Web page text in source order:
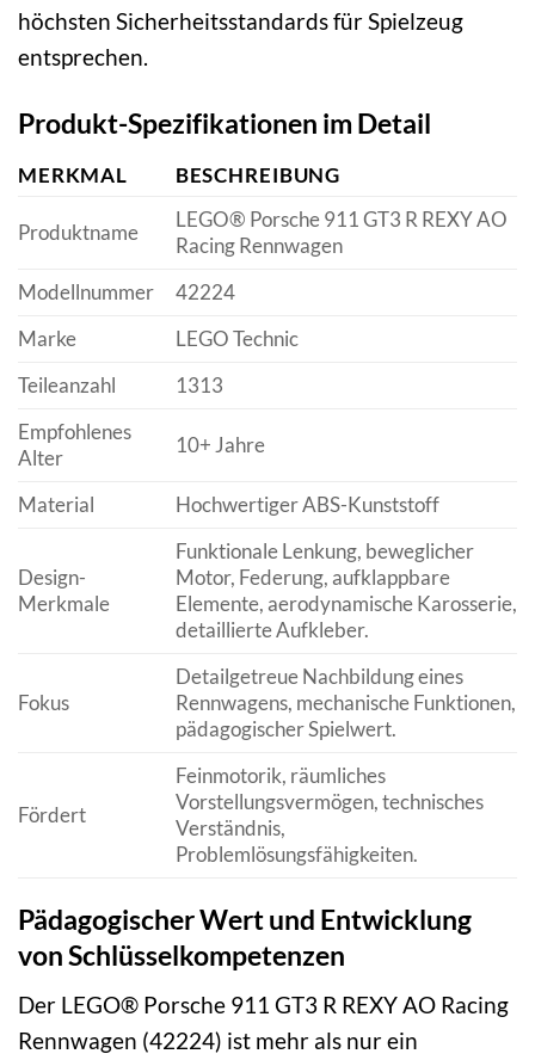
höchsten Sicherheitsstandards für Spielzeug
entsprechen.
Produkt-Spezifikationen im Detail
MERKMAL BESCHREIBUNG
Produktname
LEGO® Porsche 911 GT3 R REXY AO
Racing Rennwagen
Modellnummer
42224
Marke
LEGO Technic
Teileanzahl
1313
Empfohlenes
Alter
10+ Jahre
Material Hochwertiger ABS-Kunststoff
Design-
Merkmale
Funktionale Lenkung, beweglicher
Motor, Federung, aufklappbare
Elemente, aerodynamische Karosserie,
detaillierte Aufkleber.
Fokus
Detailgetreue Nachbildung eines
Rennwagens, mechanische Funktionen,
pädagogischer Spielwert.
Fördert
Feinmotorik, räumliches
Vorstellungsvermögen, technisches
Verständnis,
Problemlösungsfähigkeiten.
Pädagogischer Wert und Entwicklung
von Schlüsselkompetenzen
Der LEGO® Porsche 911 GT3 R REXY AO Racing
Rennwagen (42224) ist mehr als nur ein